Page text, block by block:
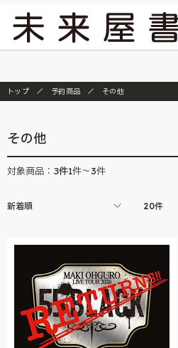
トップ 予約商品 その他
その他
対象商品： 3件1件～3件
新着順 20件